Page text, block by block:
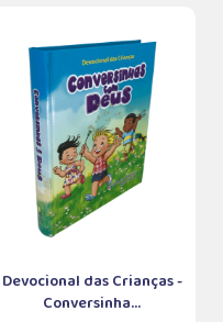
Devocional das Crianças -
Conversinha...